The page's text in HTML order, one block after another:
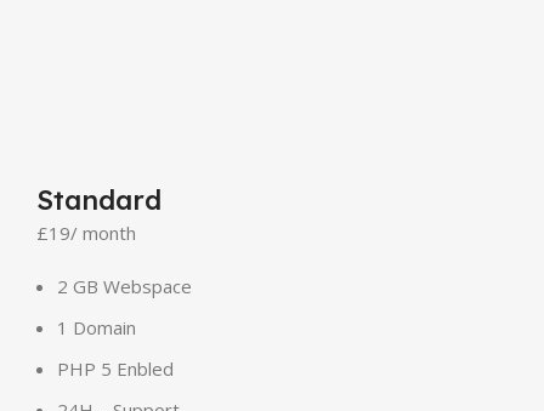
Standard
£19/ month
2 GB Webspace
1 Domain
PHP 5 Enbled